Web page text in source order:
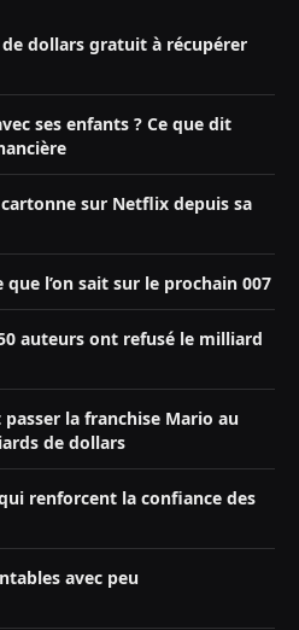
dollars gratuit à récupérer
ses enfants ? Ce que dit
sur Netflix depuis sa
que l’on sait sur le prochain 007
auteurs ont refusé le milliard
la franchise Mario au
de dollars
renforcent la confiance des
avec peu